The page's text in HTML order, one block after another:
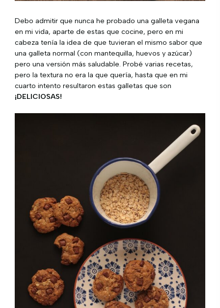
Debo admitir que nunca he probado una galleta vegana
en mi vida, aparte de estas que cocine, pero en mi
cabeza tenía la idea de que tuvieran el mismo sabor que
una galleta normal (con mantequilla, huevos y azúcar)
pero una versión más saludable. Probé varias recetas,
pero la textura no era la que quería, hasta que en mi
cuarto intento resultaron estas galletas que son
¡DELICIOSAS!